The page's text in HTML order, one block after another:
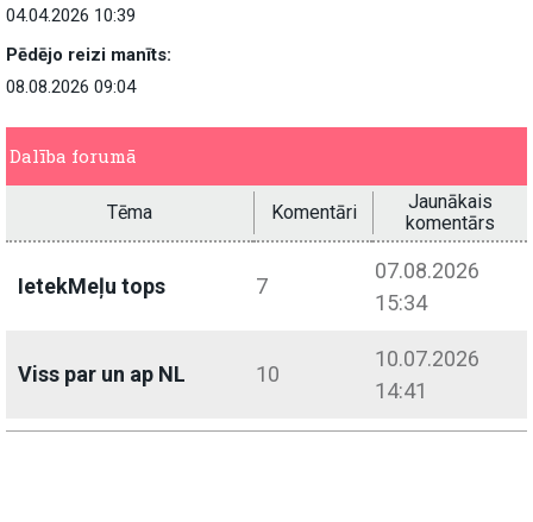
04.04.2026 10:39
Pēdējo reizi manīts:
08.08.2026 09:04
Dalība forumā
Tēma Komentāri
Jaunākais
komentārs
IetekMeļu tops 7
07.08.2026
15:34
Viss par un ap NL 10
10.07.2026
14:41